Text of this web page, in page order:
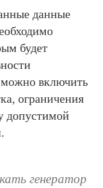
данные
будет
включить
ограничения
допустимой
генератор